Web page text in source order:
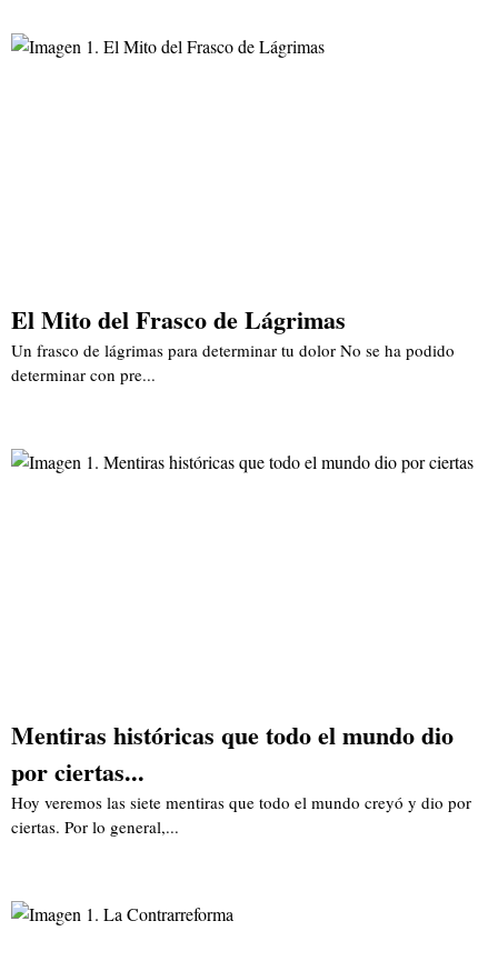
El Mito del Frasco de Lágrimas
Un frasco de lágrimas para determinar tu dolor No se ha podido
determinar con pre...
Mentiras históricas que todo el mundo dio
por ciertas...
Hoy veremos las siete mentiras que todo el mundo creyó y dio por
ciertas. Por lo general,...